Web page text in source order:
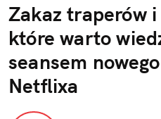
Zakaz traperów
które warto
seansem
Netflixa